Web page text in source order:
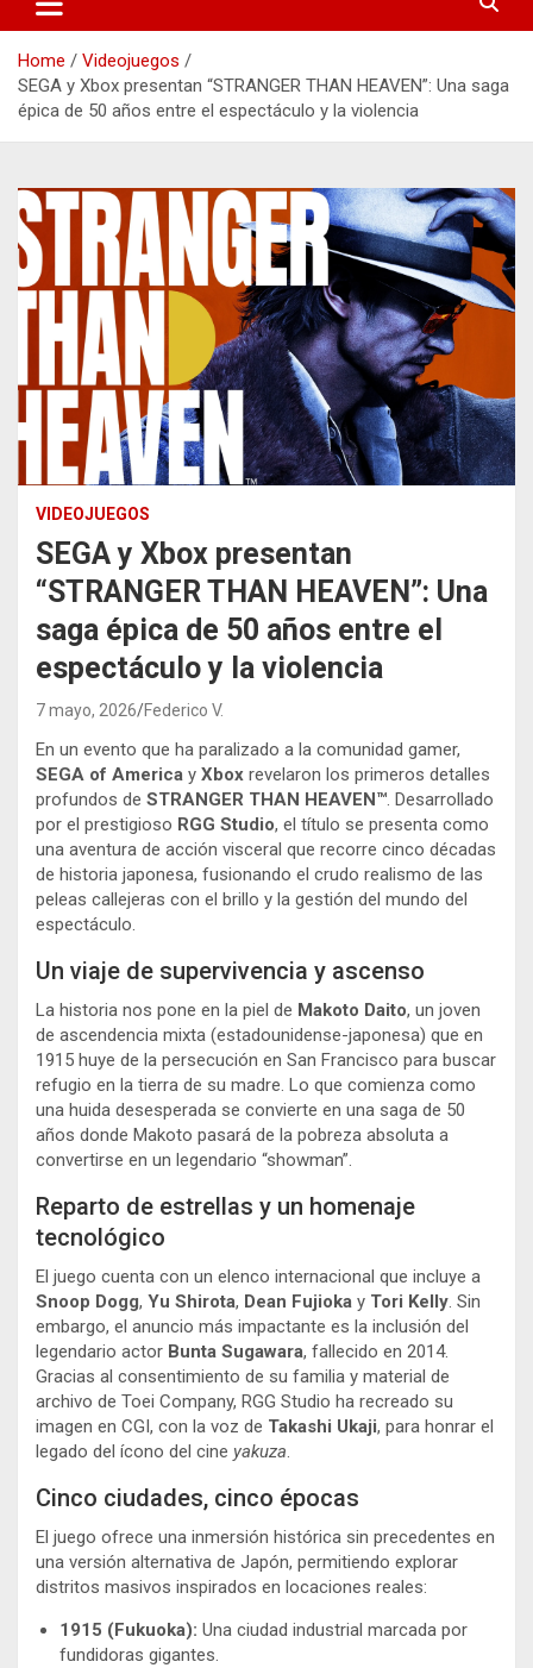
Home
Videojuegos
SEGA y Xbox presentan “STRANGER THAN HEAVEN”: Una saga
épica de 50 años entre el espectáculo y la violencia
VIDEOJUEGOS
SEGA y Xbox presentan
“STRANGER THAN HEAVEN”: Una
saga épica de 50 años entre el
espectáculo y la violencia
7 mayo, 2026 Federico V.
En un evento que ha paralizado a la comunidad gamer,
SEGA of America y Xbox revelaron los primeros detalles
profundos de STRANGER THAN HEAVEN™. Desarrollado
por el prestigioso RGG Studio, el título se presenta como
una aventura de acción visceral que recorre cinco décadas
de historia japonesa, fusionando el crudo realismo de las
peleas callejeras con el brillo y la gestión del mundo del
espectáculo.
Un viaje de supervivencia y ascenso
La historia nos pone en la piel de Makoto Daito, un joven
de ascendencia mixta (estadounidense-japonesa) que en
1915 huye de la persecución en San Francisco para buscar
refugio en la tierra de su madre. Lo que comienza como
una huida desesperada se convierte en una saga de 50
años donde Makoto pasará de la pobreza absoluta a
convertirse en un legendario “showman”.
Reparto de estrellas y un homenaje
tecnológico
El juego cuenta con un elenco internacional que incluye a
Snoop Dogg, Yu Shirota, Dean Fujioka y Tori Kelly. Sin
embargo, el anuncio más impactante es la inclusión del
legendario actor Bunta Sugawara, fallecido en 2014.
Gracias al consentimiento de su familia y material de
archivo de Toei Company, RGG Studio ha recreado su
imagen en CGI, con la voz de Takashi Ukaji, para honrar el
legado del ícono del cine yakuza.
Cinco ciudades, cinco épocas
El juego ofrece una inmersión histórica sin precedentes en
una versión alternativa de Japón, permitiendo explorar
distritos masivos inspirados en locaciones reales:
1915 (Fukuoka): Una ciudad industrial marcada por
fundidoras gigantes.